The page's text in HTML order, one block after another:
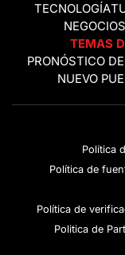
TECNOLOGÍA
TEMAS
PRONÓSTICO
NUEVO
Política
Política de
Política de
Politica de